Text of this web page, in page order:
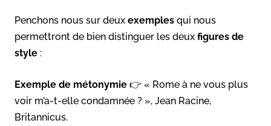
Penchons nous sur deux exemples qui nous
permettront de bien distinguer les deux figures de
style :
Exemple de métonymie 👉 « Rome à ne vous plus
voir m’a-t-elle condamnée ? », Jean Racine,
Britannicus.